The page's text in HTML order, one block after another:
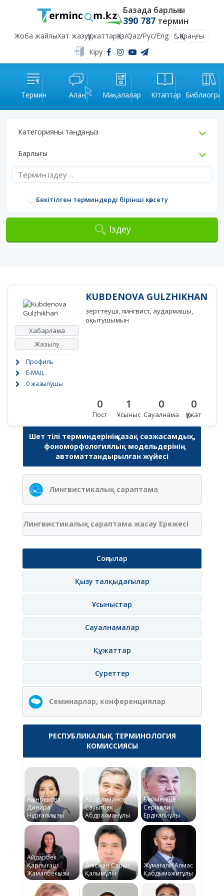
Базада барлығы
390 787термин
Жоба жайлыХат жазуҚұжаттарҚаз/Qaz/Рус/Eng
Қараңғы
Кіру
Термин Алаң Мақалалар Кітаптар
Категорияны таңдаңыз
Барлығы
Бекітілген терминдерді бірінші көрсету
Іздеу
Хабарлама
Жазылу
Профиль
E-MAIL
0 жазылушы
KUBDENOVA GULZHIKHAN
зерттеуші, лингвист, аудармашы,
оқытушымын
0
Пост
1
Ұсыныс
0
Сауалнама
0
Құжат
Шет тілі терминдерінің қазақ сөзжасамдық,
фономорфологиялық модельдерінің
автоматтандырылған жүйесі
Лингвистикалық сараптама
Лингвистикалық сараптама жасау Ережесі
Соңғылар
Қызу талқыдағылар
Ұсыныстар
Сауалнамалар
Құжаттар
Суреттер
Семинарлар, конференциялар
РЕСПУБЛИКАЛЫҚ ТЕРМИНОЛОГИЯ
КОМИССИЯСЫ
Ақынбекова
Динара
Нұрғалиқызы
Абдрахманов
Сауытбек
Абдрахманұлы
Байменше
Серікқали
Ердіғалиұлы
Айдарбек
Қарлығаш
Жамалбекқызы
Әлісжан Сарқыт
Қалымұлы
Жұмағали Алмас
Қабдымәжитұлы